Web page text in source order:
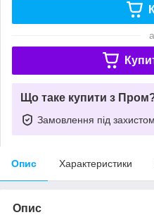
Що таке купити з
Замовлення під захистом
Опис Характеристики
Опис